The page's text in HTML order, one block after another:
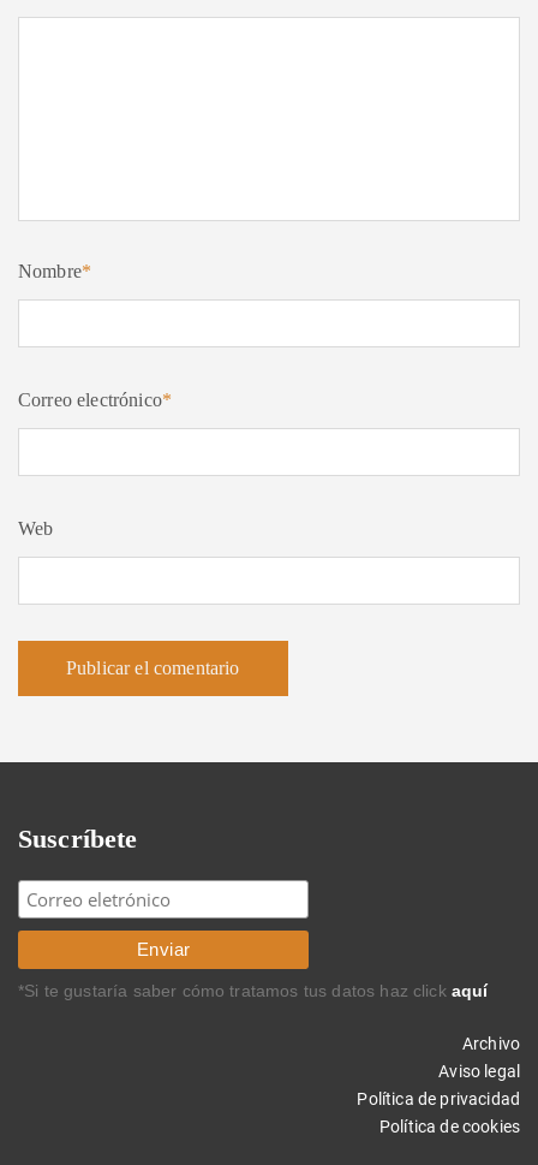
Nombre*
Correo electrónico*
Web
Suscríbete
*Si te gustaría saber cómo tratamos tus datos haz click aquí
Archivo
Aviso legal
Política de privacidad
Política de cookies